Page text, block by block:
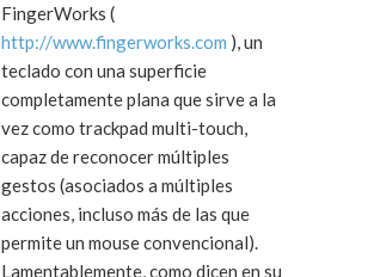
FingerWorks (
http://www.fingerworks.com ), un
teclado con una superficie
completamente plana que sirve a la
vez como trackpad multi-touch,
capaz de reconocer múltiples
gestos (asociados a múltiples
acciones, incluso más de las que
permite un mouse convencional).
Lamentablemente, como dicen en su